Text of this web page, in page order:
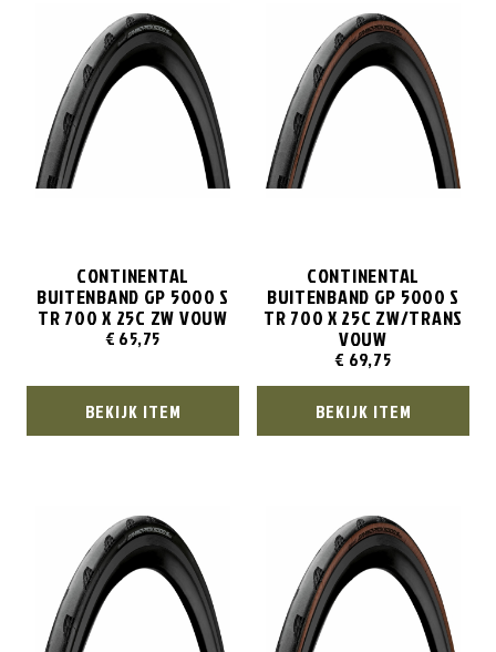
CONTINENTAL
BUITENBAND GP 5000 S
TR 700 X 25C ZW VOUW
€ 65,75
BEKIJK ITEM
CONTINENTAL
BUITENBAND GP 5000 S
TR 700 X 25C ZW/TRANS
VOUW
€ 69,75
BEKIJK ITEM